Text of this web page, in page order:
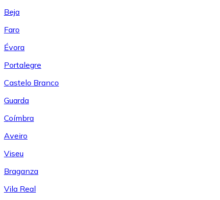
Beja
Faro
Évora
Portalegre
Castelo Branco
Guarda
Coímbra
Aveiro
Viseu
Braganza
Vila Real